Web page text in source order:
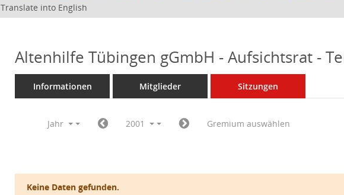
Translate into English
Altenhilfe Tübingen gGmbH - Aufsichtsrat -
Informationen Mitglieder Sitzungen
Jahr 2001 Gremium auswählen
Keine Daten gefunden.